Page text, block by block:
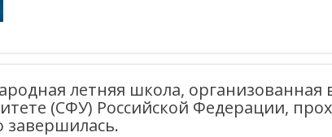
летняя школа,
(СФУ) Российской Федерации,
завершилась.